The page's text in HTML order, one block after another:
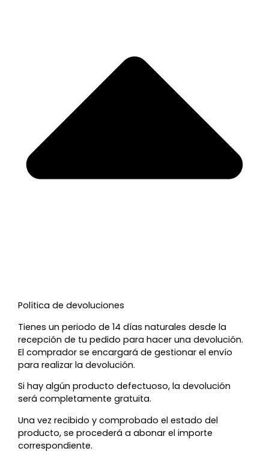
Política de devoluciones
Tienes un periodo de 14 días naturales desde la
recepción de tu pedido para hacer una devolución.
El comprador se encargará de gestionar el envío
para realizar la devolución.
Si hay algún producto defectuoso, la devolución
será completamente gratuita.
Una vez recibido y comprobado el estado del
producto, se procederá a abonar el importe
correspondiente.